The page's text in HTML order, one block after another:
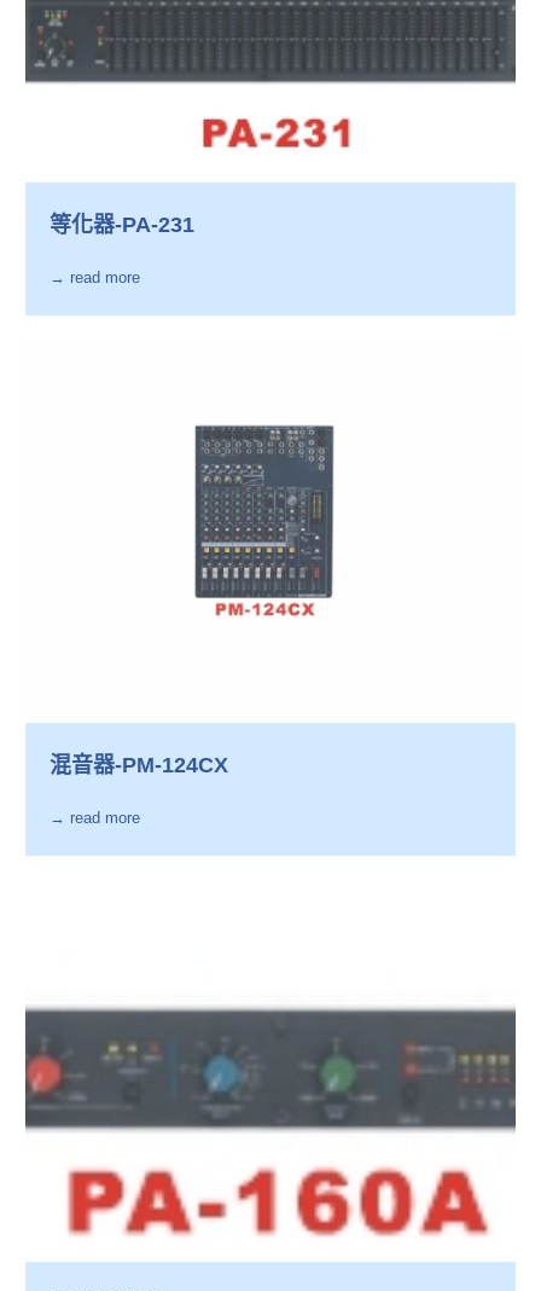
等化器-PA-231
→ read more
混音器-PM-124CX
→ read more